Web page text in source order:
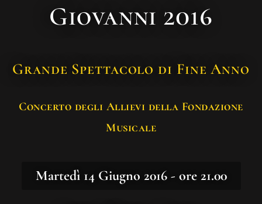
Giovanni 2016
Grande Spettacolo di Fine Anno
Concerto degli Allievi della Fondazione
Musicale
Martedì 14 Giugno 2016 - ore 21.00